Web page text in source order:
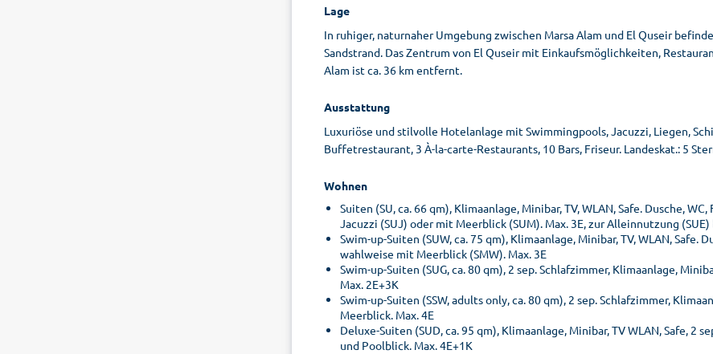
Lage
In ruhiger, naturnaher Umgebung zwischen Marsa Alam und El Quseir
Sandstrand. Das Zentrum von El Quseir mit Einkaufsmöglichkeiten,
Alam ist ca. 36 km entfernt.
Ausstattung
Luxuriöse und stilvolle Hotelanlage mit Swimmingpools, Jacuzzi, Liegen,
Buffetrestaurant, 3 À-la-carte-Restaurants, 10 Bars, Friseur. Landeskat.: 5
Wohnen
Suiten (SU, ca. 66 qm), Klimaanlage, Minibar, TV, WLAN, Safe. Dusche,
Jacuzzi (SUJ) oder mit Meerblick (SUM). Max. 3E, zur Alleinnutzung (SUE)
Swim-up-Suiten (SUW, ca. 75 qm), Klimaanlage, Minibar, TV, WLAN,
wahlweise mit Meerblick (SMW). Max. 3E
Swim-up-Suiten (SUG, ca. 80 qm), 2 sep. Schlafzimmer, Klimaanlage,
Max. 2E+3K
Swim-up-Suiten (SSW, adults only, ca. 80 qm), 2 sep. Schlafzimmer,
Meerblick. Max. 4E
Deluxe-Suiten (SUD, ca. 95 qm), Klimaanlage, Minibar, TV WLAN, Safe, 2
und Poolblick. Max. 4E+1K